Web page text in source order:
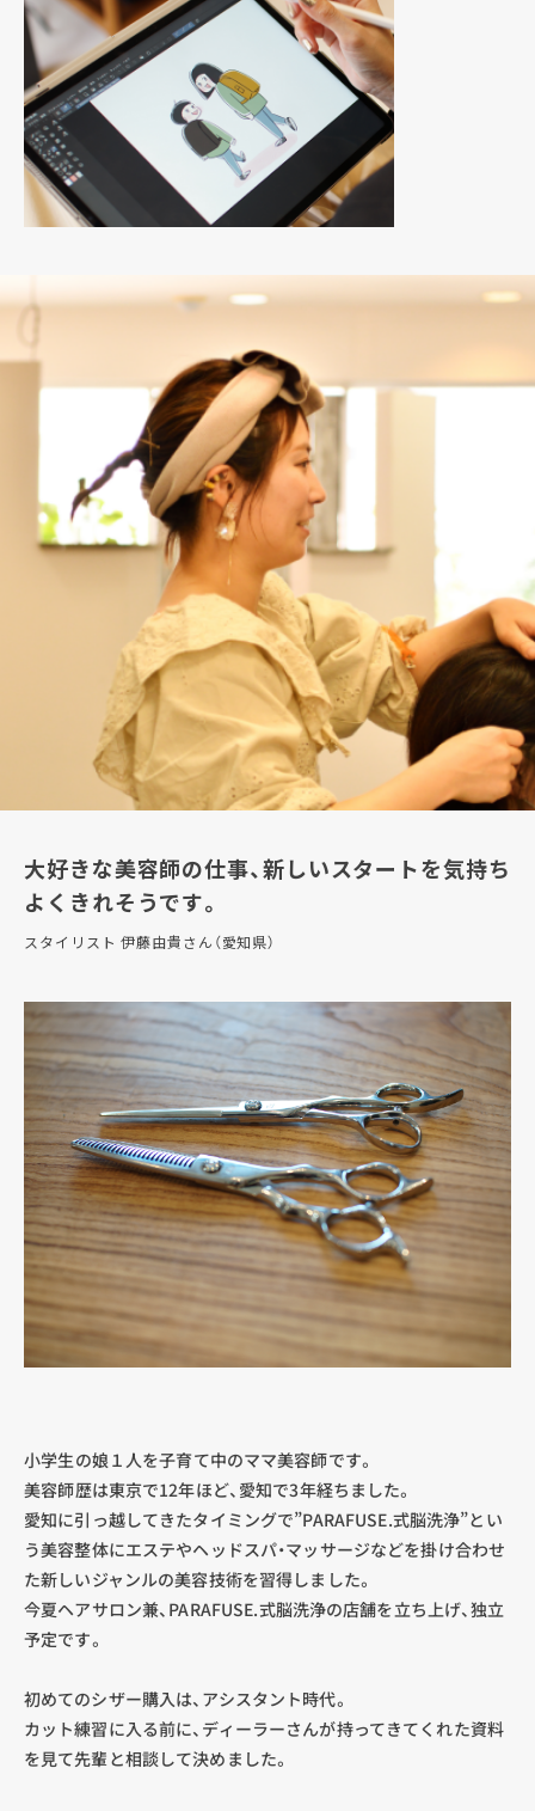
大好きな美容師の仕事、新しいスタートを気持ち
よくきれそうです。
スタイリスト 伊藤由貴さん（愛知県）
小学生の娘１人を子育て中のママ美容師です。
美容師歴は東京で12年ほど、愛知で3年経ちました。
愛知に引っ越してきたタイミングで”PARAFUSE.式脳洗浄”とい
う美容整体にエステやヘッドスパ・マッサージなどを掛け合わせ
た新しいジャンルの美容技術を習得しました。
今夏ヘアサロン兼、PARAFUSE.式脳洗浄の店舗を立ち上げ、独立
予定です。
初めてのシザー購入は、アシスタント時代。
カット練習に入る前に、ディーラーさんが持ってきてくれた資料
を見て先輩と相談して決めました。